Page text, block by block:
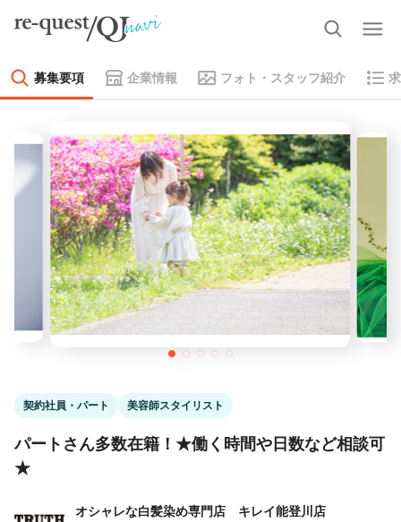
募集要項 企業情報 フォト・スタッフ紹介
契約社員・パート 美容師スタイリスト
パートさん多数在籍！★働く時間や日数など相談可
★
オシャレな白髪染め専門店 キレイ能登川店